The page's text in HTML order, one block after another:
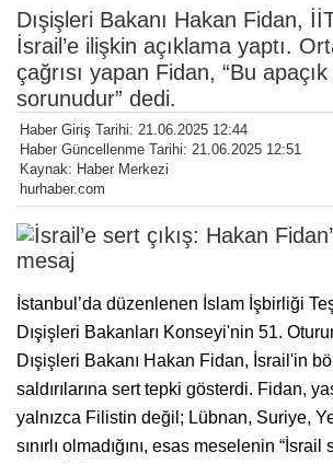
Dışişleri Bakanı Hakan Fidan,
İsrail’e ilişkin açıklama yaptı.
çağrısı yapan Fidan, “Bu
sorunudur” dedi.
Haber Giriş Tarihi: 21.06.2025 12:44
Haber Güncellenme Tarihi: 21.06.2025 12:51
Kaynak: Haber Merkezi
hurhaber.com
İstanbul’da düzenlenen İslam İşbirliği
Dışişleri Bakanları Konseyi'nin 51.
Dışişleri Bakanı Hakan Fidan, İsrail'in
saldırılarına sert tepki gösterdi. Fidan,
yalnızca Filistin değil; Lübnan, Suriye,
sınırlı olmadığını, esas meselenin